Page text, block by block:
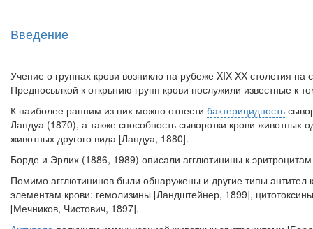
Введение
Учение о группах крови возникло на рубеже XIX-XX столетия на
Предпосылкой к открытию групп крови послужили известные к
К наиболее ранним из них можно отнести бактерицидность
Ландуа (1870), а также способность сыворотки кро­ви животных
животных другого вида [Ландуа, 1880].
Борде и Эрлих (1886, 1989) описали агглютинины к
Помимо агглютининов были обнаружены и другие типы антител
элементам крови: гемолизины [Ландштейнер, 1899],
[Мечников, Чистович, 1897].